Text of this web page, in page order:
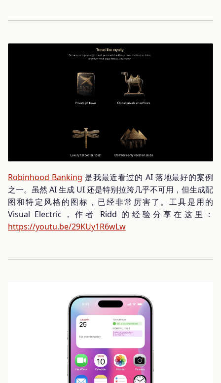
Robinhood Banking 是我最近看过的 AI 落地最好的案例
之一。虽然 AI 生成 UI 还是特别拉跨几乎不可用，但生成配
图和特定风格的图标，已经非常厉害了。工具是用的
Visual Electric，作者 Ridd 的经验分享在这里：
https://youtu.be/29KUy1R6wLw